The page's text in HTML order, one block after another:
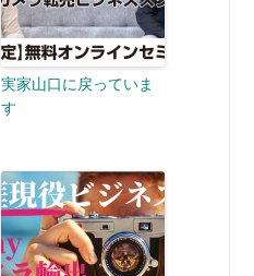
実家山口に戻っていま
す